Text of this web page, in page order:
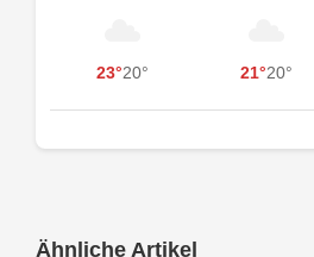
23°20° 21°20°
Ähnliche Artikel